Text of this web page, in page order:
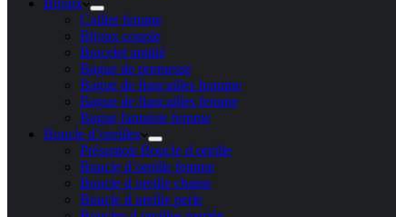
Bijoux
Collier femme
Bijoux couple
Bracelet amitié
Bague de promesse
Bague de fiançailles homme
Bague de fiançailles femme
Bague fantaisie femme
Boucle d’oreilles
Présentoir Boucle d oreille
Boucle d’oreille femme
Boucle d oreille chaine
Boucle d oreille perle